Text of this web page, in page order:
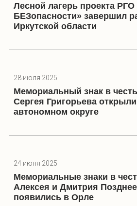
Лесной лагерь проекта
БЕЗопасности» завершил
Иркутской области
28 июля 2025
Мемориальный знак в
Сергея Григорьева
автономном округе
24 июня 2025
Мемориальные знаки в
Алексея и Дмитрия
появились в Орле